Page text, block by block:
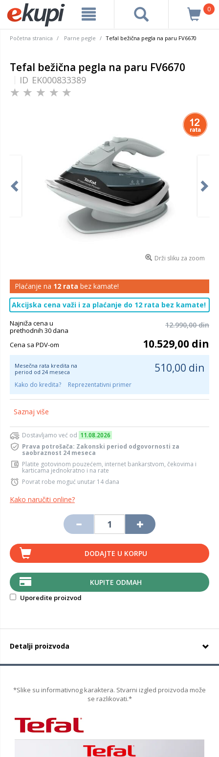
0
Početna stranica Parne pegle Tefal bežična pegla na paru FV6670
Tefal bežična pegla na paru FV6670
ID EK000833389
Drži sliku za zoom
Plaćanje na 12 rata bez kamate!
Akcijska cena važi i za plaćanje do 12 rata bez kamate!
Najniža cena u
prethodnih 30 dana
12.990,00 din
Cena sa PDV-om 10.529,00 din
Mesečna rata kredita na
period od 24 meseca
510,00 din
Kako do kredita? Reprezentativni primer
Saznaj više
Dostavljamo već od 11.08.2026
Prava potrošača: Zakonski period odgovornosti za
saobraznost 24 meseca
Platite gotovinom pouzećem, internet bankarstvom, čekovima i
karticama jednokratno i na rate
Povrat robe moguć unutar 14 dana
Kako naručiti online?
DODAJTE U KORPU
KUPITE ODMAH
Uporedite proizvod
Detalji proizvoda
*Slike su informativnog karaktera. Stvarni izgled proizvoda može
se razlikovati.*